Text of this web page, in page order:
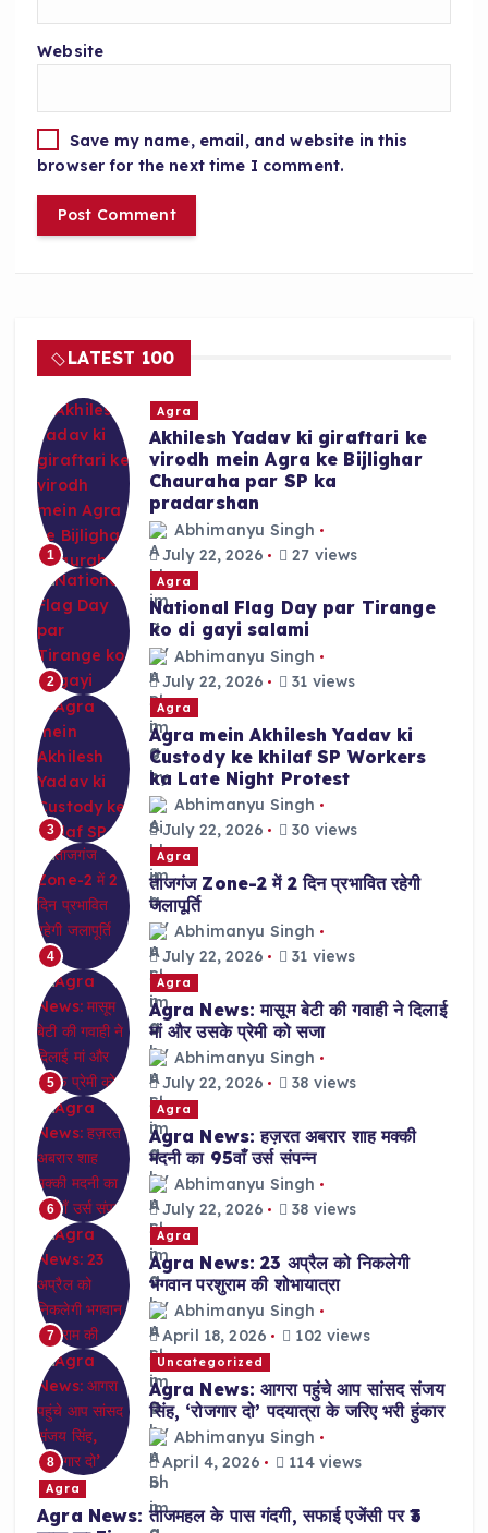
Website
Save my name, email, and website in this
browser for the next time I comment.
LATEST 100
1
Agra
Akhilesh Yadav ki giraftari ke
virodh mein Agra ke Bijlighar
Chauraha par SP ka
pradarshan
Abhimanyu Singh
July 22, 2026
27 views
2
Agra
National Flag Day par Tirange
ko di gayi salami
Abhimanyu Singh
July 22, 2026
31 views
3
Agra
Agra mein Akhilesh Yadav ki
Custody ke khilaf SP Workers
ka Late Night Protest
Abhimanyu Singh
July 22, 2026
30 views
4
Agra
ताजगंज Zone-2 में 2 दिन प्रभावित रहेगी
जलापूर्ति
Abhimanyu Singh
July 22, 2026
31 views
5
Agra
Agra News: मासूम बेटी की गवाही ने दिलाई
मां और उसके प्रेमी को सजा
Abhimanyu Singh
July 22, 2026
38 views
6
Agra
Agra News: हज़रत अबरार शाह मक्की
मदनी का 95वाँ उर्स संपन्न
Abhimanyu Singh
July 22, 2026
38 views
7
Agra
Agra News: 23 अप्रैल को निकलेगी
भगवान परशुराम की शोभायात्रा
Abhimanyu Singh
April 18, 2026
102 views
8
Uncategorized
Agra News: आगरा पहुंचे आप सांसद संजय
सिंह, ‘रोजगार दो’ पदयात्रा के जरिए भरी हुंकार
Abhimanyu Singh
April 4, 2026
114 views
Agra
Agra News: ताजमहल के पास गंदगी, सफाई एजेंसी पर ₹3